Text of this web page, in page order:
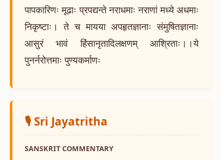
पापकारिणः मूढाः प्रपद्यन्ते नराधमाः नराणां मध्ये अधमाः
निकृष्टाः। ते च मायया अपहृतज्ञानाः संमुषितज्ञानाः
आसुरं भावं हिंसानृतादिलक्षणम् आश्रिताः।।ये
पुनर्नरोत्तमाः पुण्यकर्माणः
🎙️ Sri Jayatritha
SANSKRIT COMMENTARY